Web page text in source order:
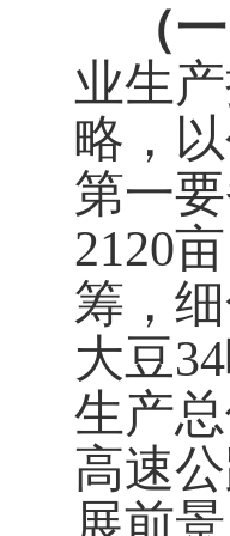
（
业生
略，
第一
2120
筹，
大豆34
生产
高速
展前